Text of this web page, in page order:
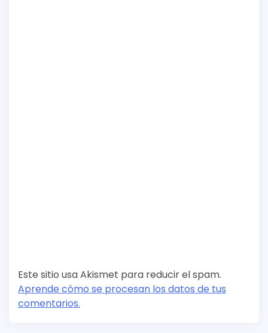
Este sitio usa Akismet para reducir el spam.
Aprende cómo se procesan los datos de tus
comentarios.